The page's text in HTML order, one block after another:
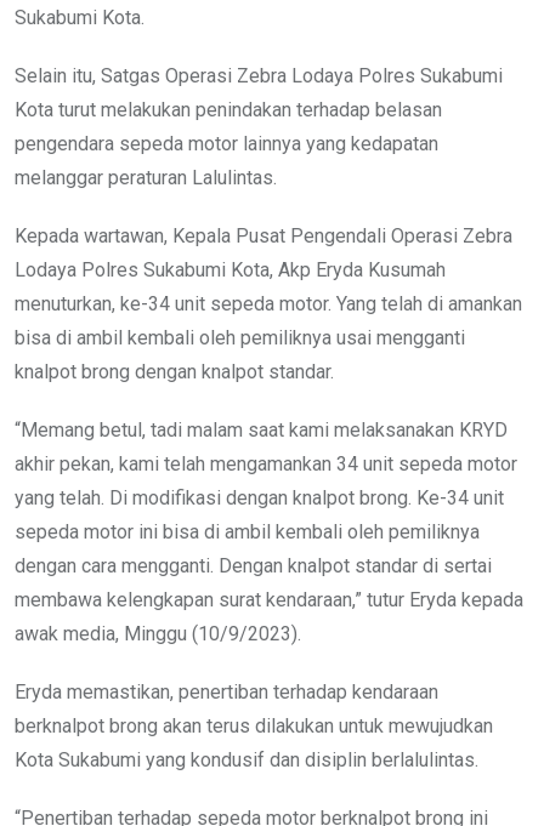
Sukabumi Kota.
Selain itu, Satgas Operasi Zebra Lodaya Polres Sukabumi
Kota turut melakukan penindakan terhadap belasan
pengendara sepeda motor lainnya yang kedapatan
melanggar peraturan Lalulintas.
Kepada wartawan, Kepala Pusat Pengendali Operasi Zebra
Lodaya Polres Sukabumi Kota, Akp Eryda Kusumah
menuturkan, ke-34 unit sepeda motor. Yang telah di amankan
bisa di ambil kembali oleh pemiliknya usai mengganti
knalpot brong dengan knalpot standar.
“Memang betul, tadi malam saat kami melaksanakan KRYD
akhir pekan, kami telah mengamankan 34 unit sepeda motor
yang telah. Di modifikasi dengan knalpot brong. Ke-34 unit
sepeda motor ini bisa di ambil kembali oleh pemiliknya
dengan cara mengganti. Dengan knalpot standar di sertai
membawa kelengkapan surat kendaraan,” tutur Eryda kepada
awak media, Minggu (10/9/2023).
Eryda memastikan, penertiban terhadap kendaraan
berknalpot brong akan terus dilakukan untuk mewujudkan
Kota Sukabumi yang kondusif dan disiplin berlalulintas.
“Penertiban terhadap sepeda motor berknalpot brong ini